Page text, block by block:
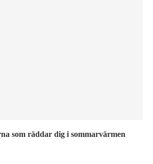
som räddar dig i sommarvärmen